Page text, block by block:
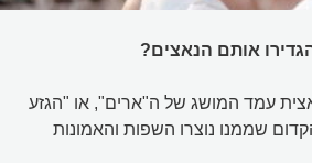
אותם הנאצים?
עמד המושג של ה"ארים", או "הגזע
שממנו נוצרו השפות והאמונות